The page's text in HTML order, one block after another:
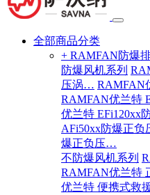
全部商品分类
+ RAMFAN防爆
防爆风机系列
压涡… RAMFAN
RAMFAN优兰特
优兰特 EFi120xx
AFi50xx防爆正
爆正负压…
不防爆风机系列
RAMFAN优兰特
优兰特 便携式救